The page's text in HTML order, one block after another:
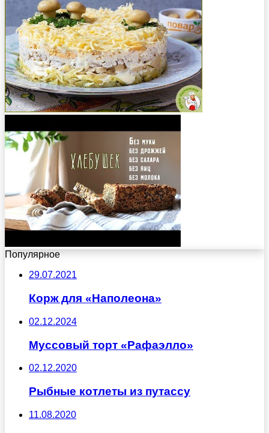
Популярное
29.07.2021
Корж для «Наполеона»
02.12.2024
Муссовый торт «Рафаэлло»
02.12.2020
Рыбные котлеты из путассу
11.08.2020